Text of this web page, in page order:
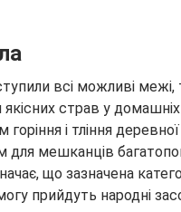
всі можливі
страв у
і тління
мешканців
що зазначена
прийдуть народні